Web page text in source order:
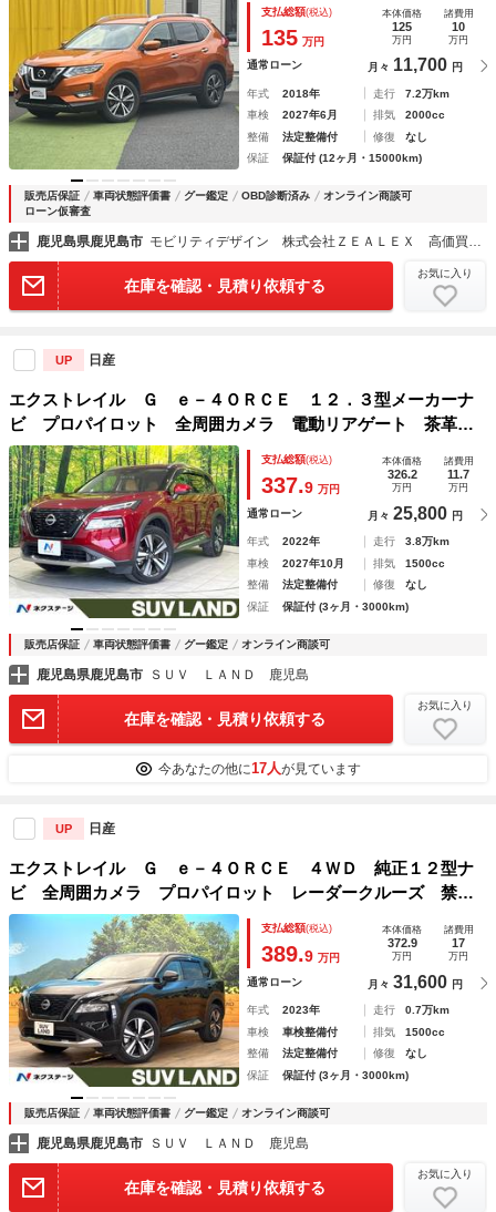
ーブレーキ ートタイム４ＷＤ 全国対応保証１年付き
支払総額(税込)
135 万円
本体価格
125
万円
諸費用
10
万円
通常ローン 月々 11,700 円
年式 2018年 走行
7.2万km
車検
2027年6月 排気
2000cc
整備
法定整備付 修復
なし
保証
保証付 (12ヶ月・15000km)
販売店保証 車両状態評価書 グー鑑定 OBD診断済み
オンライン商談可
ローン仮審査
鹿児島県鹿児島市 モビリティデザイン 株式会社ＺＥＡＬＥＸ 高価買取専門店
在庫を確認・見積り依頼する
お気に入り
UP 日産
エクストレイル Ｇ ｅ－４ＯＲＣＥ １２．３型メーカーナ
ビ プロパイロット 全周囲カメラ 電動リアゲート 茶革シ
ート ドラレコ シートヒーター コーナーセンサー スマー
トキー ＬＥＤヘッド ビルトインＥＴＣ
支払総額(税込)
337.9 万円
本体価格
326.2
万円
諸費用
11.7
万円
通常ローン 月々 25,800 円
年式 2022年 走行
3.8万km
車検
2027年10月 排気
1500cc
整備
法定整備付 修復
なし
保証
保証付 (3ヶ月・3000km)
販売店保証 車両状態評価書 グー鑑定 オンライン商談可
鹿児島県鹿児島市 ＳＵＶ ＬＡＮＤ 鹿児島
在庫を確認・見積り依頼する
お気に入り
今あなたの他に17人が見ています
UP 日産
エクストレイル Ｇ ｅ－４ＯＲＣＥ ４ＷＤ 純正１２型ナ
ビ 全周囲カメラ プロパイロット レーダークルーズ 禁煙
車 合皮レザーシート 全席シートヒーター コーナーセンサ
ー ＬＥＤヘッド ＥＴＣ 純正１９インチアルミ オートハ
イビーム
支払総額(税込)
389.9 万円
本体価格
372.9
万円
諸費用
17
万円
通常ローン 月々 31,600 円
年式 2023年 走行
0.7万km
車検
車検整備付 排気
1500cc
整備
法定整備付 修復
なし
保証
保証付 (3ヶ月・3000km)
販売店保証 車両状態評価書 グー鑑定 オンライン商談可
鹿児島県鹿児島市 ＳＵＶ ＬＡＮＤ 鹿児島
在庫を確認・見積り依頼する
お気に入り